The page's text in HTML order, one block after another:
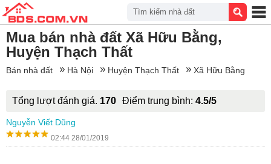
Mua bán nhà đất Xã Hữu Bằng,
Huyện Thạch Thất
Bán nhà đất Hà Nội Huyện Thạch Thất Xã Hữu Bằng
Tổng lượt đánh giá. 170 Điểm trung bình: 4.5/5
Nguyễn Viết Dũng
02:44 28/01/2019
Tìm kiếm nhà đất